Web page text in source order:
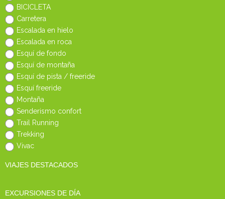
BICICLETA
Carretera
Escalada en hielo
Escalada en roca
Esquí de fondo
Esquí de montaña
Esquí de pista / freeride
Esquí freeride
Montaña
Senderismo confort
Trail Running
Trekking
Vivac
VIAJES DESTACADOS
EXCURSIONES DE DÍA